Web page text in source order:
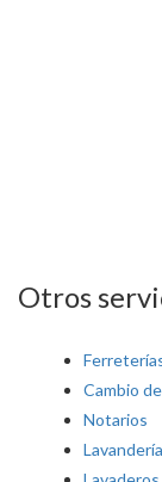
Otros
Cambio
Notarios